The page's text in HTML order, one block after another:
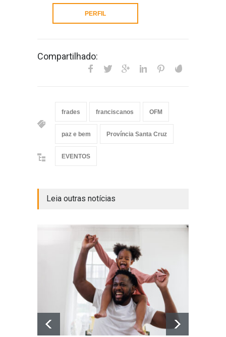
PERFIL
Compartilhado:
frades franciscanos OFM
paz e bem Província Santa Cruz
EVENTOS
Leia outras notícias